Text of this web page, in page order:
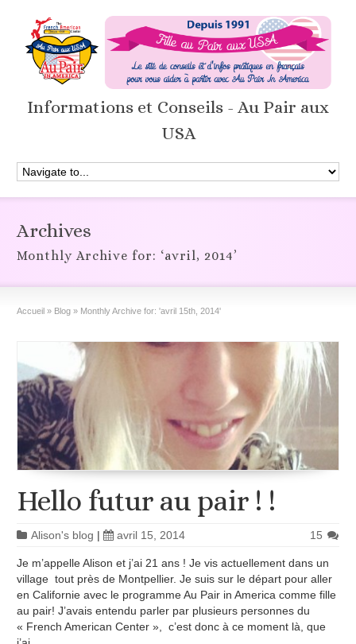
Informations et Conseils - Au Pair aux
USA
Archives
Monthly Archive for: ‘avril, 2014’
Accueil » Blog » Monthly Archive for: 'avril 15th, 2014'
Hello futur au pair ! !
Alison's blog | avril 15, 2014 15
Je m’appelle Alison et j’ai 21 ans ! Je vis actuellement dans un
village tout près de Montpellier. Je suis sur le départ pour aller
en Californie avec le programme Au Pair in America comme fille
au pair! J’avais entendu parler par plusieurs personnes du
« French American Center », c’est donc à ce moment là, que